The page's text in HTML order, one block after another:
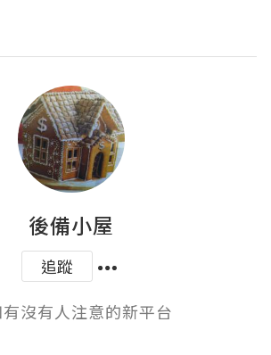
後備小屋
追蹤
沒有人注意的新平台